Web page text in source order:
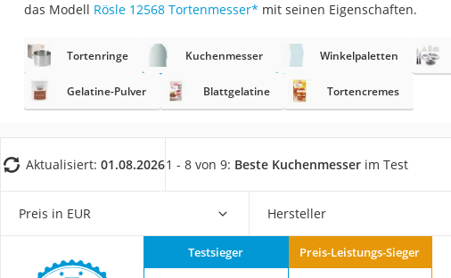
Milchaufschäumer
Kondenstrockner
Reiskocher
Heißwasserspender
Ecovacs-Saugroboter
Messerschärfer
Service
das Modell Rösle 12568 Tortenmesser* mit seinen Eigenschaften.
Tortenringe Kuchenmesser Winkelpaletten
Gelatine-Pulver Blattgelatine Tortencremes
Aktualisiert: 01.08.20261 - 8 von 9: Beste Kuchenmesser im Test
Preis in EUR Hersteller
Testsieger Preis-Leistungs-Sieger